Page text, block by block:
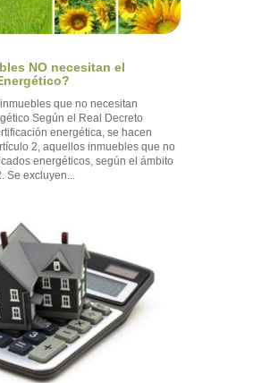
NO necesitan el
que no necesitan
Según el Real Decreto
energética, se hacen
2, aquellos inmuebles que no
energéticos, según el ámbito
excluyen...